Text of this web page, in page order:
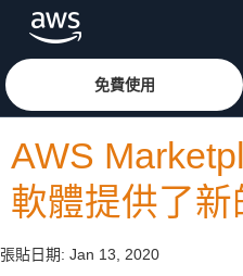
跳至主要內容按一下這裡可返回
免費使用
AWS
軟體提供了新
張貼日期: Jan 13, 2020